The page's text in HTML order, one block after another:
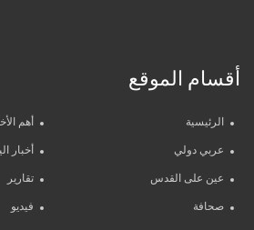
أقسام الموقع
الرئيسية أهم
عربي دولي أخبار
عين على القدس تقارير
صحافة فيديو